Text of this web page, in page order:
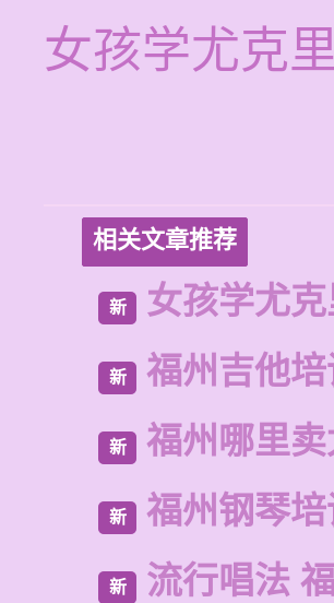
女孩学尤克
相关文章推荐
新 女孩学尤
新 福州吉他
新 福州哪里
新 福州钢琴
新 流行唱法